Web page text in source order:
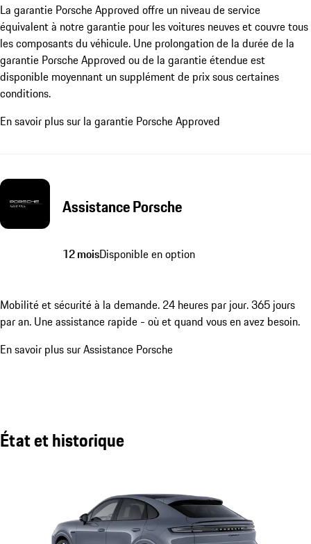
La garantie Porsche Approved offre un niveau de service
équivalent à notre garantie pour les voitures neuves et couvre tous
les composants du véhicule. Une prolongation de la durée de la
garantie Porsche Approved ou de la garantie étendue est
disponible moyennant un supplément de prix sous certaines
conditions.
En savoir plus sur la garantie Porsche Approved
Assistance Porsche
12 moisDisponible en option
Mobilité et sécurité à la demande. 24 heures par jour. 365 jours
par an. Une assistance rapide - où et quand vous en avez besoin.
En savoir plus sur Assistance Porsche
État et historique